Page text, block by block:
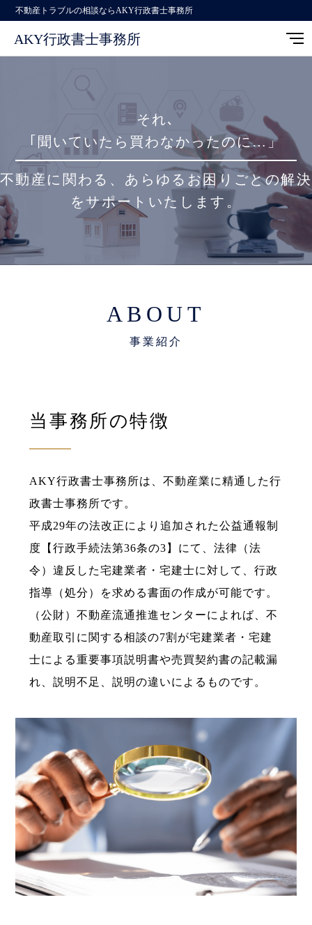
不動産トラブルの相談ならAKY行政書士事務所
AKY行政書士事務所
それ､
｢聞いていたら買わなかったのに…」
不動産に関わる、あらゆるお困りごとの解決
をサポートいたします。
ABOUT
当事務所の特徴
AKY行政書士事務所は、不動産業に精通した行
政書士事務所です。
平成29年の法改正により追加された公益通報制
度【行政手続法第36条の3】にて、法律（法
令）違反した宅建業者・宅建士に対して、行政
指導（処分）を求める書面の作成が可能です。
（公財）不動産流通推進センターによれば、不
動産取引に関する相談の7割が宅建業者・宅建
士による重要事項説明書や売買契約書の記載漏
れ、説明不足、説明の違いによるものです。